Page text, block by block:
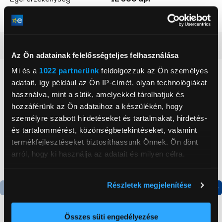
Az Ön adatainak felelősségteljes felhasználása
Mi és a 1022 partnerünk feldolgozzuk az Ön személyes
adatait, így például az Ön IP-címét, olyan technológiákat
használva, mint a sütik, amelyekkel tárolhatjuk és
hozzáférünk az Ön adataihoz a készülékén, hogy
személyre szabott hirdetéseket és tartalmakat, hirdetés-
és tartalommérést, közönségbetekintéseket, valamint
termékfejlesztéseket biztosíthassunk Önnek. Ön dönt
arról, hogy ki használja az adatait és milyen célra.
elhelyezkedéséről pár méteres pontossággal
Az Ön készülékén beazonosítása annak konkrét
Részletek megjelenítése
Összes süti engedélyezése
Szín
Neked ajánljuk
-3 000 Ft